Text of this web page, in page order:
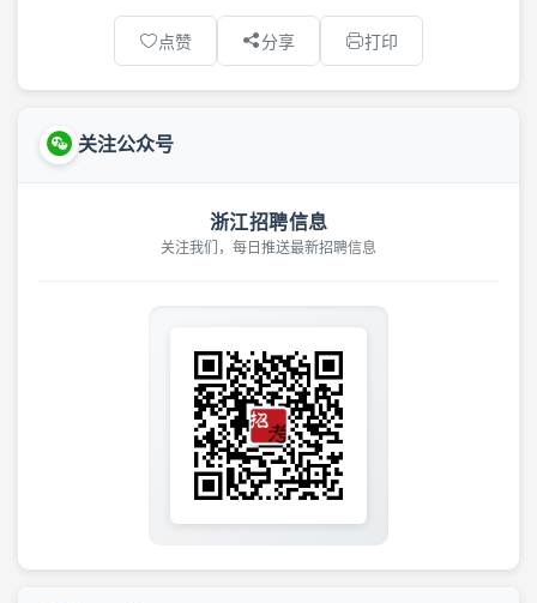
点赞 分享 打印
关注公众号
浙江招聘信息
关注我们，每日推送最新招聘信息